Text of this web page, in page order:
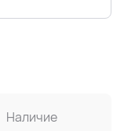
Наличие